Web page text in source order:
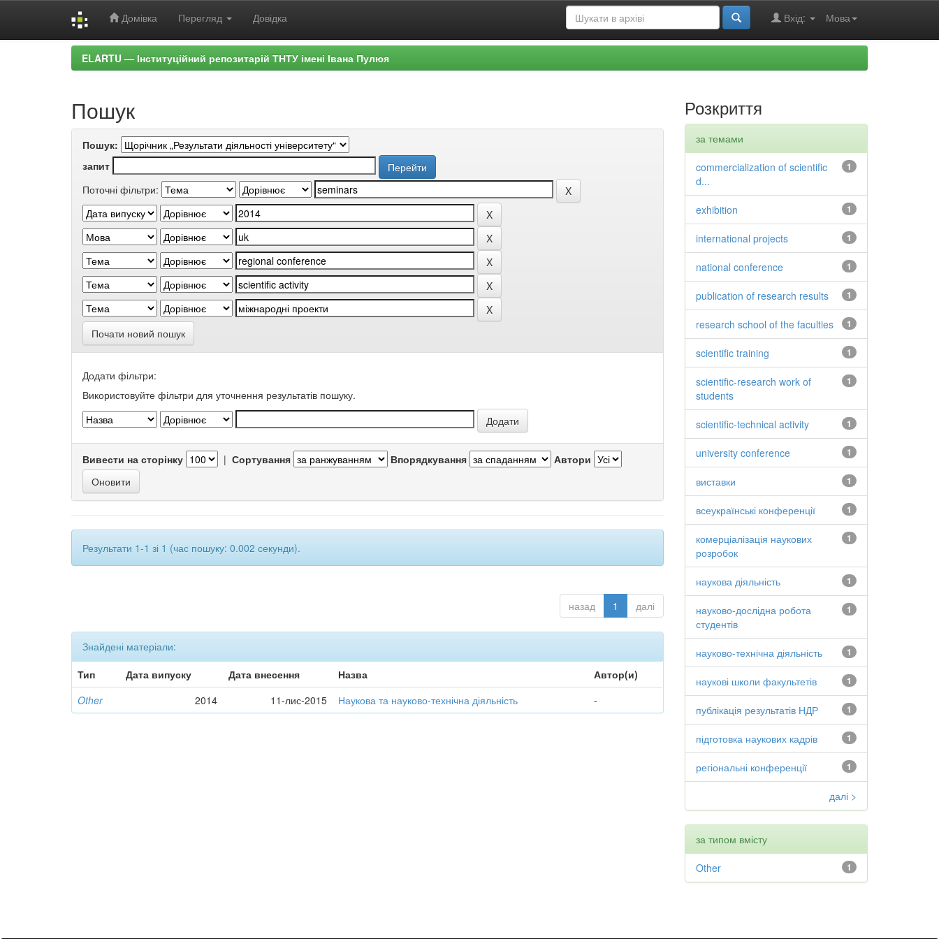
Домівка Перегляд Довідка Мова
Вхід:
ELARTU — Інституційний репозитарій ТНТУ імені Івана Пулюя
Пошук
Пошук:
запит
Поточні фільтри:
Почати новий пошук
Додати фільтри:
Використовуйте фільтри для уточнення результатів пошуку.
Вивести на сторінку | Сортування Впорядкування Автори
Результати 1-1 зі 1 (час пошуку: 0.002 секунди).
назад 1 далі
Знайдені матеріали:
Тип
Дата випуску Дата внесення Назва
Автор(и)
Other
2014 11-лис-2015 Наукова та науково-технічна діяльність -
Розкриття
за темами
1
commercialization of scientific
d...
1
exhibition
1
international projects
1
national conference
1
publication of research results
1
research school of the faculties
1
scientific training
1
scientific-research work of
students
1
scientific-technical activity
1
university conference
1
виставки
1
всеукраїнські конференції
1
комерціалізація наукових
розробок
1
наукова діяльність
1
науково-дослідна робота
студентів
1
науково-технічна діяльність
1
наукові школи факультетів
1
публікація результатів НДР
1
підготовка наукових кадрів
1
регіональні конференції
далі >
за типом вмісту
1
Other